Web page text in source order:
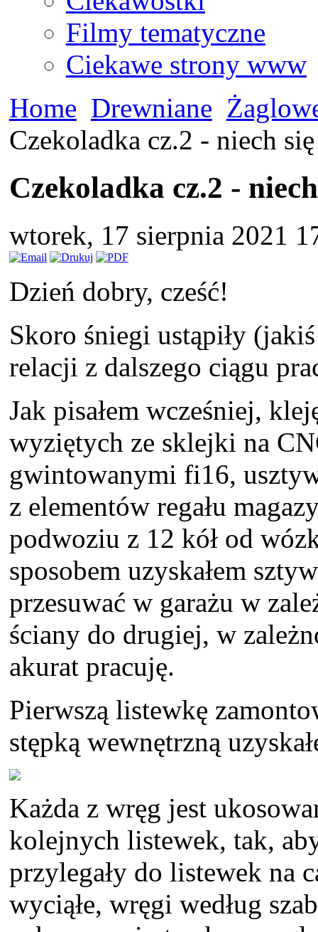
Filmy tematyczne
Ciekawe strony www
Home Drewniane
Czekoladka cz.2 - niech
Czekoladka cz.2 -
wtorek, 17 sierpnia 2021
Dzień dobry, cześć!
Skoro śniegi ustąpiły
relacji z dalszego ciągu
Jak pisałem wcześniej,
wyziętych ze sklejki na
gwintowanymi fi16,
z elementów regału
podwoziu z 12 kół od
sposobem uzyskałem
przesuwać w garażu w
ściany do drugiej, w
akurat pracuję.
Pierwszą listewkę
stępką wewnętrzną
Każda z wręg jest
kolejnych listewek, tak,
przylegały do listewek na
wyciąłe, wręgi według